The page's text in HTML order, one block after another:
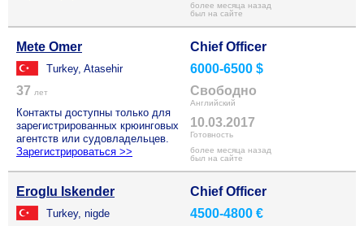
более месяца назад
был на сайте
Mete Omer
Turkey, Atasehir
37 лет
Контакты доступны только для
зарегистрированных крюинговых
агентств или судовладельцев.
Зарегистрироваться >>
Chief Officer
6000-6500 $
Свободно
Английский
10.03.2017
Готовность
более месяца назад
был на сайте
Eroglu Iskender
Turkey, nigde
Chief Officer
4500-4800 €